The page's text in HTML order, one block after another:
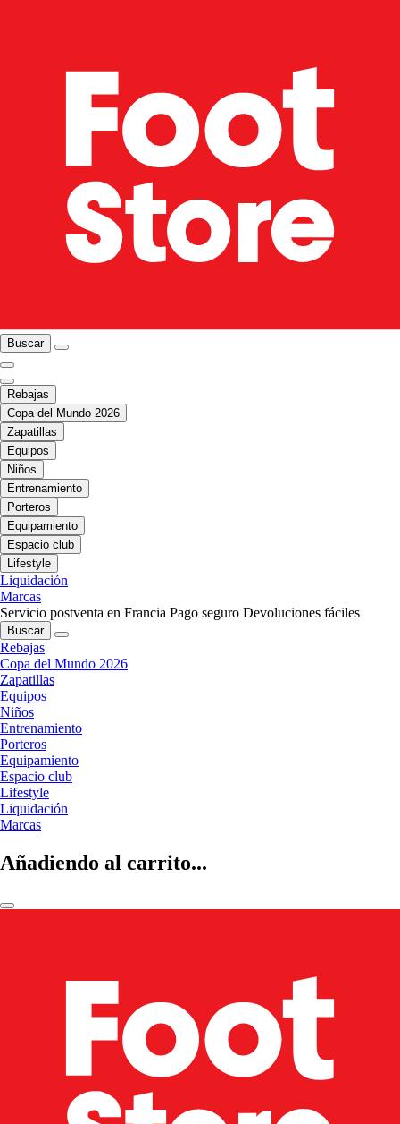
Buscar
Rebajas
Copa del Mundo 2026
Zapatillas
Equipos
Niños
Entrenamiento
Porteros
Equipamiento
Espacio club
Lifestyle
Liquidación
Marcas
Servicio postventa en Francia Pago seguro Devoluciones fáciles
Buscar
Rebajas
Copa del Mundo 2026
Zapatillas
Equipos
Niños
Entrenamiento
Porteros
Equipamiento
Espacio club
Lifestyle
Liquidación
Marcas
Añadiendo al carrito...